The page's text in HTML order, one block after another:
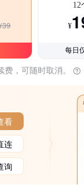
12
¥
每日
，可随时取消。
看
连
询